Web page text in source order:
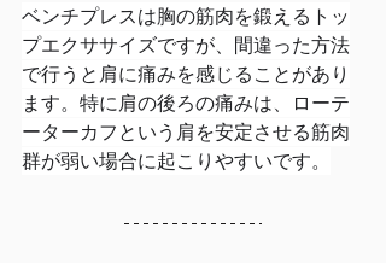
ベンチプレスは胸の筋肉を鍛えるトッ
プエクササイズですが、間違った方法
で行うと肩に痛みを感じることがあり
ます。特に肩の後ろの痛みは、ローテ
ーターカフという肩を安定させる筋肉
群が弱い場合に起こりやすいです。